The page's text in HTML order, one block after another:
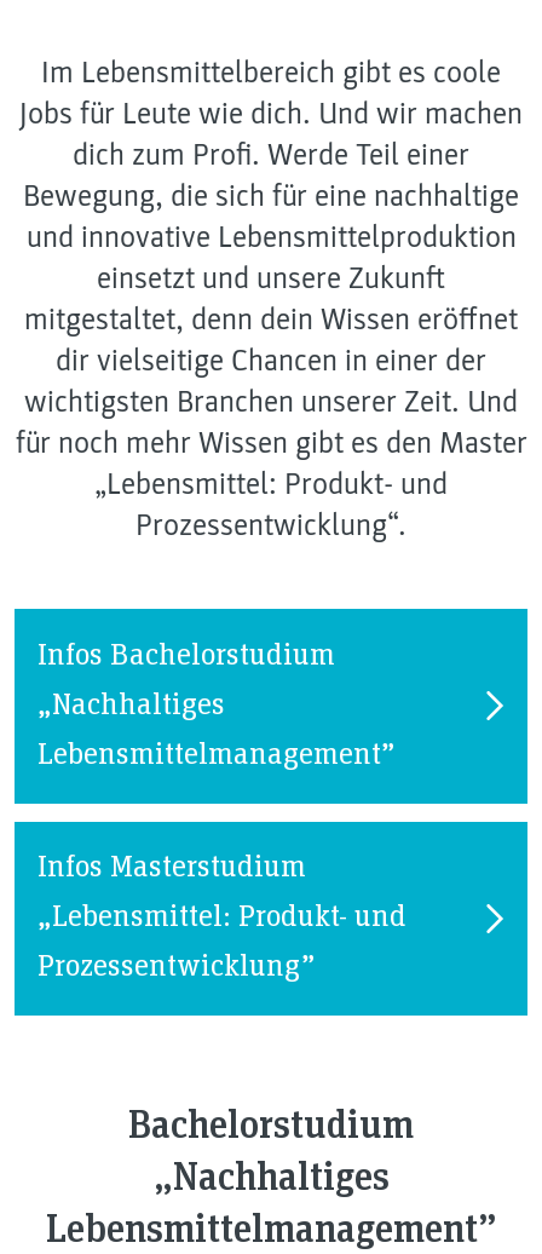
Im Lebensmittelbereich gibt es coole
Jobs für Leute wie dich. Und wir machen
dich zum Profi. Werde Teil einer
Bewegung, die sich für eine nachhaltige
und innovative Lebensmittelproduktion
einsetzt und unsere Zukunft
mitgestaltet, denn dein Wissen eröffnet
dir vielseitige Chancen in einer der
wichtigsten Branchen unserer Zeit. Und
für noch mehr Wissen gibt es den Master
„Lebensmittel: Produkt- und
Prozessentwicklung“.
Infos Bachelorstudium
„Nachhaltiges
Lebensmittelmanagement”
Infos Masterstudium
„Lebensmittel: Produkt- und
Prozessentwicklung”
Bachelorstudium
„Nachhaltiges
Lebensmittelmanagement”